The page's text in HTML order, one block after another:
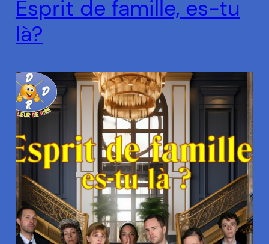
Esprit de famille, es-tu
là?